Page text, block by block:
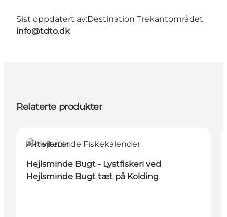
Sist oppdatert av:Destination Trekantområdet
info@tdto.dk
Relaterte produkter
Aktiviteter
Hejlsminde Bugt - Lystfiskeri ved
Hejlsminde Bugt tæt på Kolding